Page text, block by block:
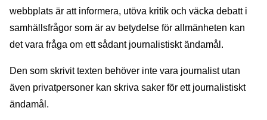
webbplats är att informera, utöva kritik och väcka debatt i
samhällsfrågor som är av betydelse för allmänheten kan
det vara fråga om ett sådant journalistiskt ändamål.
Den som skrivit texten behöver inte vara journalist utan
även privatpersoner kan skriva saker för ett journalistiskt
ändamål.